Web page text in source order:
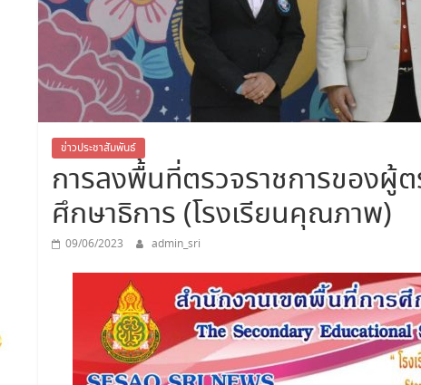
ข่าวประชาสัมพันธ์
การลงพื้นที่ตรวจราชการของผู้ต
ศึกษาธิการ (โรงเรียนคุณภาพ)
09/06/2023 admin_sri